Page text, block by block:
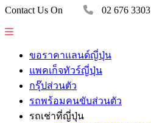
Contact Us On 02 676 3303
ขอราคาแลนด์ญี่ปุ่น
แพคเก็จทัวร์ญี่ปุ่น
กรุ๊ปส่วนตัว
รถพร้อมคนขับส่วนตัว
รถเช่าที่ญี่ปุ่น